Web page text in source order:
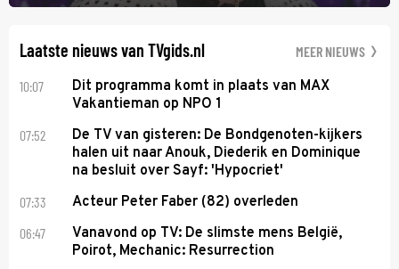
Anita Doth is een van de optredende artiesten. In de jaren 90
Laatste nieuws van TVgids.nl MEER NIEUWS
10:07
Dit programma komt in plaats van MAX
Vakantieman op NPO 1
07:52
De TV van gisteren: De Bondgenoten-kijkers
halen uit naar Anouk, Diederik en Dominique
na besluit over Sayf: 'Hypocriet'
07:33 Acteur Peter Faber (82) overleden
06:47
Vanavond op TV: De slimste mens België,
Poirot, Mechanic: Resurrection